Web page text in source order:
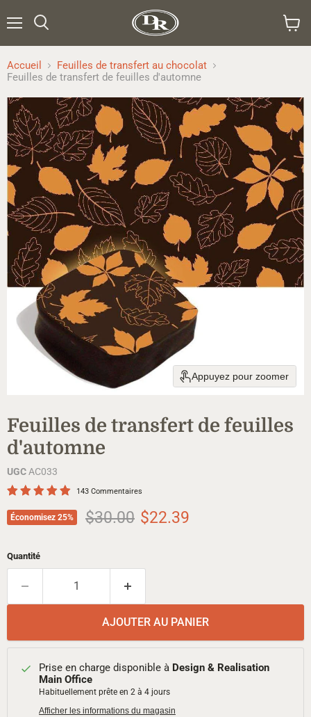
le
Accueil
Feuilles de transfert au chocolat
Feuilles de transfert de feuilles d'automne
Appuyez pour zoomer
Feuilles de transfert de feuilles
d'automne
UGC AC033
143 Commentaires
Économisez 25% Prix d'origine
$30.00 Prix actuel
$22.39
Quantité
AJOUTER AU PANIER
Prise en charge disponible à Design & Realisation
Main Office
Habituellement prête en 2 à 4 jours
Afficher les informations du magasin